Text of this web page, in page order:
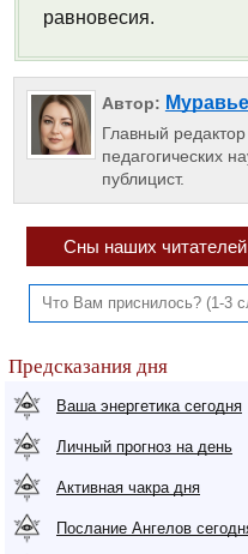
равновесия.
Автор:
Главный
педагогических
публицист.
Сны наших читателей
Предсказания дня
Ваша энергетика сегодня
Личный прогноз на день
Активная чакра дня
Послание Ангелов